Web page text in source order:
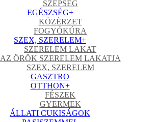
SZÉPSÉG
EGÉSZSÉG+
KÖZÉRZET
FOGYÓKÚRA
SZEX, SZERELEM+
SZERELEM LAKAT
AZ ÖRÖK SZERELEM LAKATJA
SZEX, SZERELEM
GASZTRO
OTTHON+
FÉSZEK
GYERMEK
ÁLLATI CUKISÁGOK